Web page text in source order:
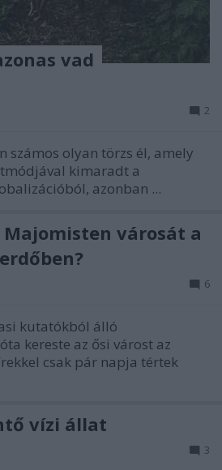
vad
2
számos olyan törzs él, amely
kimaradt a
azonban ...
városát a
6
kutatókból álló
kereste az ősi várost az
csak pár napja tértek
vízi állat
3